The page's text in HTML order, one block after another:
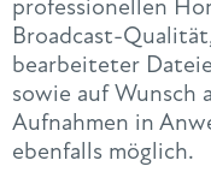
professionellen
Broadcast-
bearbeiteter
sowie auf Wunsch
Aufnahmen in
ebenfalls möglich.